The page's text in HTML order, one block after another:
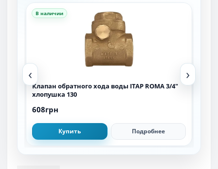
‹
В наличии
Клапан обратного хода воды ITAP ROMA 3/4″
хлопушка 130
608грн
Купить Подробнее
›